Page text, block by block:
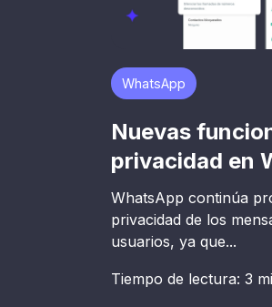
WhatsApp
Nuevas
privacidad en
WhatsApp continúa
privacidad de los
usuarios, ya que...
Tiempo de lectura: 3